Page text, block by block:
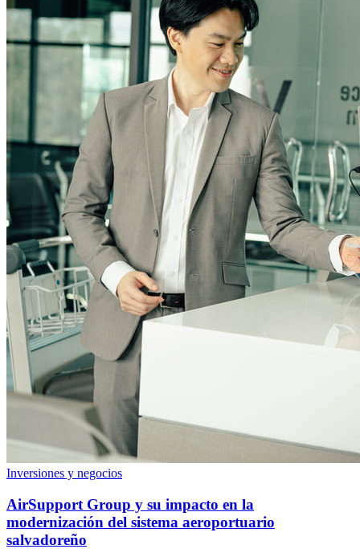
Inversiones y negocios
AirSupport Group y su impacto en la
modernización del sistema aeroportuario
salvadoreño